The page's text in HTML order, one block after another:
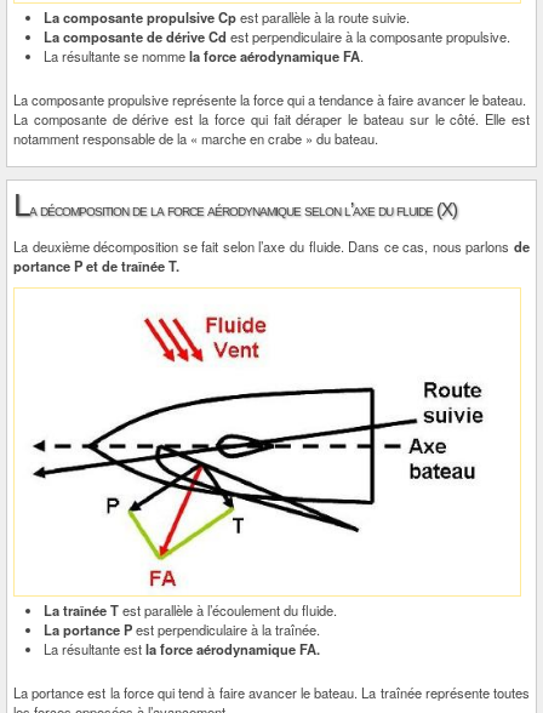
La composante propulsive Cpest parallèle à la route suivie.
La composante de dérive Cd est perpendiculaire à la composante propulsive.
La résultante se nommela force aérodynamique FA.
La composante propulsive représente la force qui a tendance à faire avancer le bateau.
La composante de dérive est la force qui fait déraper le bateau sur le côté. Elle est
notamment responsable de la « marche en crabe » du bateau.
La décomposition de la force aérodynamique selon l’axe du fluide (X)
La deuxième décomposition se fait selon l’axe du fluide. Dans ce cas, nous parlons de
portance P et de traînée T.
La traînée Test parallèle à l’écoulement du fluide.
La portance Pest perpendiculaire à la traînée.
La résultante estla force aérodynamique FA.
La portance est la force qui tend à faire avancer le bateau. La traînée représente toutes